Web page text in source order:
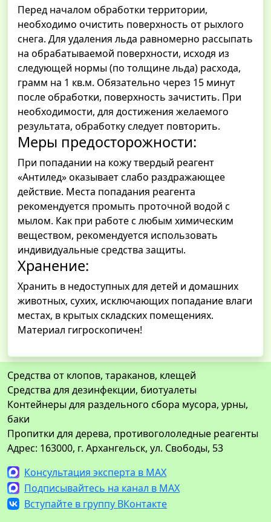
Перед началом обработки территории,
необходимо очистить поверхность от рыхлого
снега. Для удаления льда равномерно рассыпать
на обрабатываемой поверхности, исходя из
следующей нормы (по толщине льда) расхода,
грамм на 1 кв.м. Обязательно через 15 минут
после обработки, поверхность зачистить. При
необходимости, для достижения желаемого
результата, обработку следует повторить.
Меры предосторожности:
При попадании на кожу твердый реагент
«Антилед» оказывает слабо раздражающее
действие. Места попадания реагента
рекомендуется промыть проточной водой с
мылом. Как при работе с любым химическим
веществом, рекомендуется использовать
индивидуальные средства защиты.
Хранение:
Хранить в недоступных для детей и домашних
животных, сухих, исключающих попадание влаги
местах, в крытых складских помещениях.
Материал гигроскопичен!
Средства от клопов, тараканов, клещей
Средства для дезинфекции, биотуалеты
Контейнеры для раздельного сбора мусора, урны,
баки
Пропитки для дерева, противогололедные реагенты
Адрес: 163000, г. Архангельск, ул. Свободы, 53
Консультация эксперта в MAX
Подписывайтесь на канал в MAX
Вступайте в группу ВКонтакте